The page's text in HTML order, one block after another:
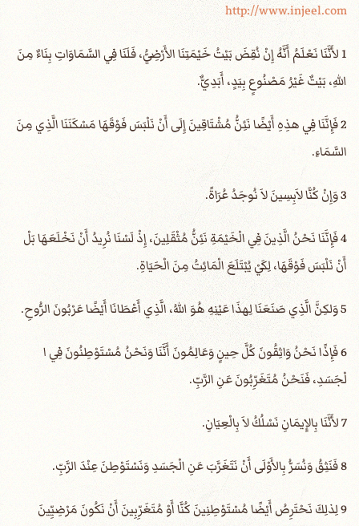
http://www.injeel.com
1 لأَنَّنَا نَعْلَمُ أَنَّهُ إِنْ نُقِضَ بَيْتُ خَيْمَتِنَا الأَرْضِيُّ، فَلَنَا فِي السَّمَاوَاتِ بِنَاءٌ مِنَ
اللهِ، بَيْتٌ غَيْرُ مَصْنُوعٍ بِيَدٍ، أَبَدِيٌّ.
2 فَإِنَّنَا فِي هذِهِ أَيْضًا نَئِنُّ مُشْتَاقِينَ إِلَى أَنْ نَلْبَسَ فَوْقَهَا مَسْكَنَنَا الَّذِي مِنَ
السَّمَاءِ.
3 وَإِنْ كُنَّا لاَبِسِينَ لاَ نُوجَدُ عُرَاةً.
4 فَإِنَّنَا نَحْنُ الَّذِينَ فِي الْخَيْمَةِ نَئِنُّ مُثْقَلِينَ، إِذْ لَسْنَا نُرِيدُ أَنْ نَخْلَعَهَا بَلْ
أَنْ نَلْبَسَ فَوْقَهَا، لِكَيْ يُبْتَلَعَ الْمَائِتُ مِنَ الْحَيَاةِ.
5 وَلكِنَّ الَّذِي صَنَعَنَا لِهذَا عَيْنِهِ هُوَ اللهُ، الَّذِي أَعْطَانَا أَيْضًا عَرْبُونَ الرُّوحِ.
6 فَإِذًا نَحْنُ وَاثِقُونَ كُلَّ حِينٍ وَعَالِمُونَ أَنَّنَا وَنَحْنُ مُسْتَوْطِنُونَ فِي ا
لْجَسَدِ، فَنَحْنُ مُتَغَرِّبُونَ عَنِ الرَّبِّ.
7 لأَنَّنَا بِالإِيمَانِ نَسْلُكُ لاَ بِالْعِيَانِ.
8 فَنَثِقُ وَنُسَرُّ بِالأَوْلَى أَنْ نَتَغَرَّبَ عَنِ الْجَسَدِ وَنَسْتَوْطِنَ عِنْدَ الرَّبِّ.
9 لِذلِكَ نَحْتَرِصُ أَيْضًا ­مُسْتَوْطِنِينَ كُنَّا أَوْ مُتَغَرِّبِينَ­ أَنْ نَكُونَ مَرْضِيِّينَ